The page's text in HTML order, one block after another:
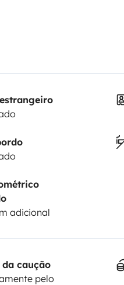
adicional
caução
pelo